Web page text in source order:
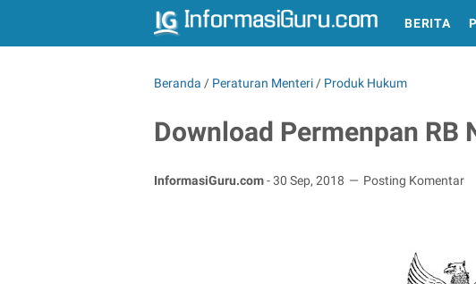
BERITA
Beranda / Peraturan Menteri / Produk Hukum
Download Permenpan RB
InformasiGuru.com-30 Sep, 2018 Posting Komentar